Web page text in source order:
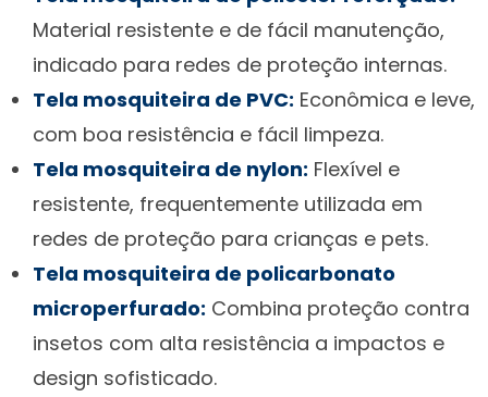
Material resistente e de fácil manutenção,
indicado para redes de proteção internas.
Tela mosquiteira de PVC: Econômica e leve,
com boa resistência e fácil limpeza.
Tela mosquiteira de nylon: Flexível e
resistente, frequentemente utilizada em
redes de proteção para crianças e pets.
Tela mosquiteira de policarbonato
microperfurado: Combina proteção contra
insetos com alta resistência a impactos e
design sofisticado.